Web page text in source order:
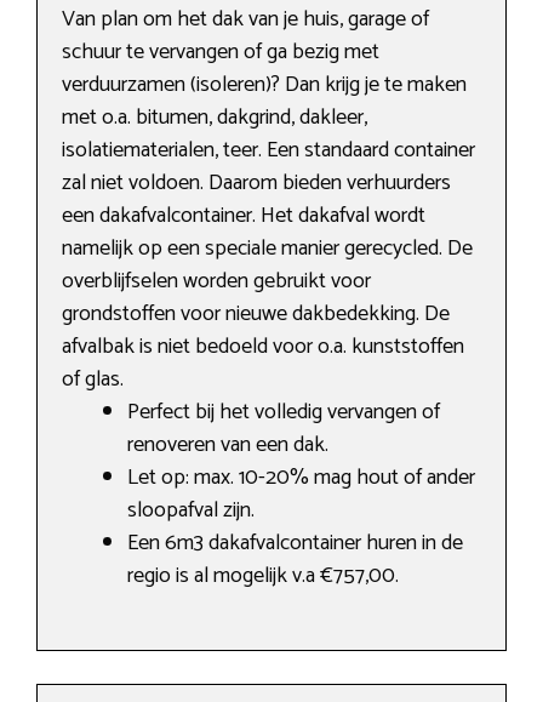
Van plan om het dak van je huis, garage of
schuur te vervangen of ga bezig met
verduurzamen (isoleren)? Dan krijg je te maken
met o.a. bitumen, dakgrind, dakleer,
isolatiematerialen, teer. Een standaard container
zal niet voldoen. Daarom bieden verhuurders
een dakafvalcontainer. Het dakafval wordt
namelijk op een speciale manier gerecycled. De
overblijfselen worden gebruikt voor
grondstoffen voor nieuwe dakbedekking. De
afvalbak is niet bedoeld voor o.a. kunststoffen
of glas.
Perfect bij het volledig vervangen of
renoveren van een dak.
Let op: max. 10-20% mag hout of ander
sloopafval zijn.
Een 6m3 dakafvalcontainer huren in de
regio is al mogelijk v.a €757,00.